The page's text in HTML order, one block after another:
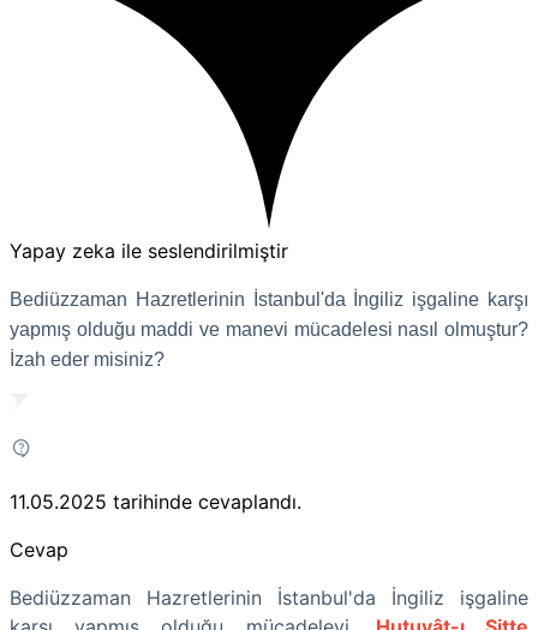
Yapay zeka ile seslendirilmiştir
Bediüzzaman Hazretlerinin İstanbul'da İngiliz işgaline karşı
yapmış olduğu maddi ve manevi mücadelesi nasıl olmuştur?
İzah eder misiniz?
11.05.2025 tarihinde cevaplandı.
Cevap
Bediüzzaman Hazretlerinin İstanbul'da İngiliz işgaline